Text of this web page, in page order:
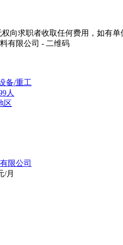
向求职者收取任何费用，如有
备/重工
人
区
限公司
/月